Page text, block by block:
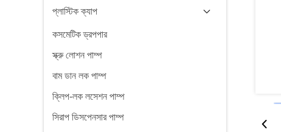
প্লাস্টিক ক্যাপ
কসমেটিক ড্রপপার
স্ক্রু লোশন পাম্প
বাম ডান লক পাম্প
ক্লিপ-লক লসেশন পাম্প
সিরাপ ডিসপেনসার পাম্প